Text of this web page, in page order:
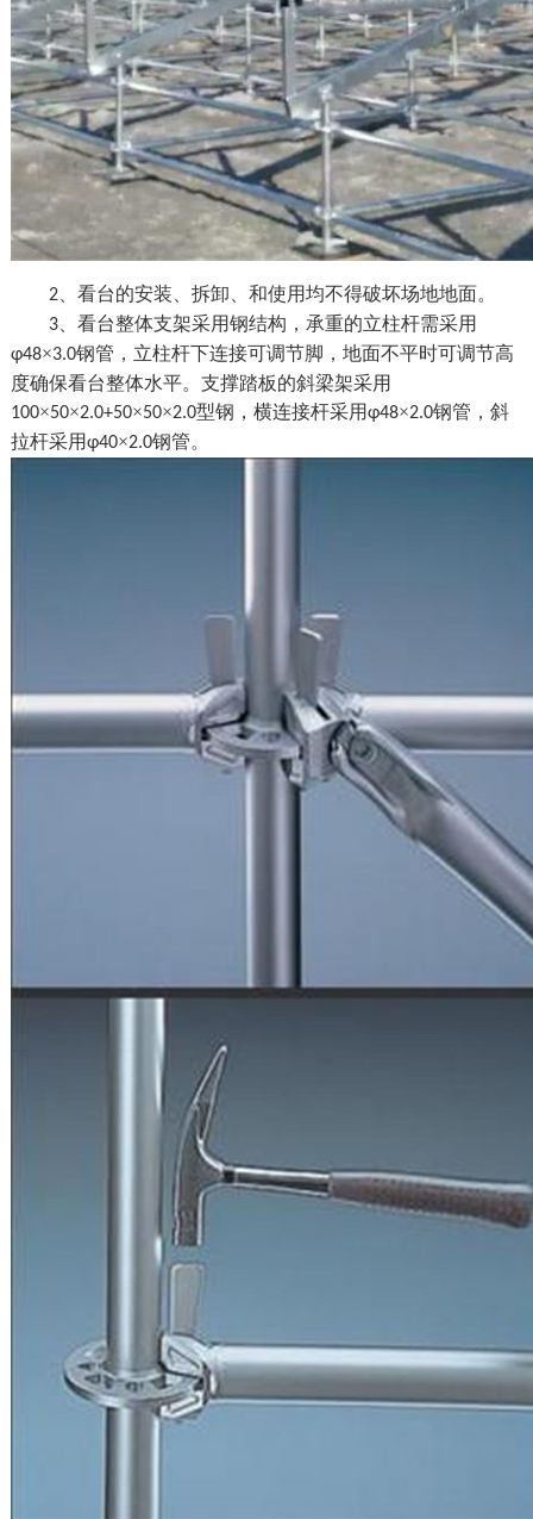
2、看台的安装、拆卸、和使用均不得破坏场地地面。
3、看台整体支架采用钢结构，承重的立柱杆需采用
φ48×3.0钢管，立柱杆下连接可调节脚，地面不平时可调节高
度确保看台整体水平。支撑踏板的斜梁架采用
100×50×2.0+50×50×2.0型钢，横连接杆采用φ48×2.0钢管，斜
拉杆采用φ40×2.0钢管。